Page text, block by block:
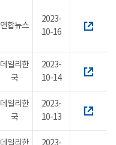
연합뉴스
2023-
10-16
데일리한
국
2023-
10-14
데일리한
국
2023-
10-13